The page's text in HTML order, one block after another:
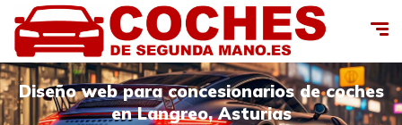
Diseño web para concesionarios de coches
en Langreo, Asturias